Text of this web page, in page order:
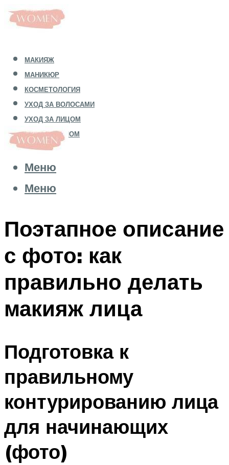
МАКИЯЖ
МАНИКЮР
КОСМЕТОЛОГИЯ
УХОД ЗА ВОЛОСАМИ
УХОД ЗА ЛИЦОМ
УХОД ЗА ТЕЛОМ
Меню
Меню
Поэтапное описание
с фото: как
правильно делать
макияж лица
Подготовка к
правильному
контурированию лица
для начинающих
(фото)